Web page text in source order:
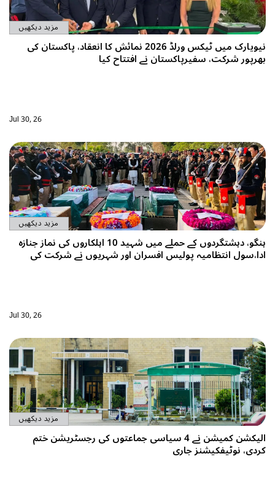
مزید دیکھیں
نیویارک میں ٹیکس ورلڈ 2026 نمائش کا انعقاد، پاکستان کی
سفیرپاکستان نے افتتاح کیا
مزید دیکھیں
ہنگو، دہشتگردوں کے حملے میں شہید 10 اہلکاروں کی نماز جنازہ
پولیس افسران اور شہریوں نے شرکت کی
مزید دیکھیں
الیکشن کمیشن نے 4 سیاسی جماعتوں کی رجسٹریشن ختم
جاری